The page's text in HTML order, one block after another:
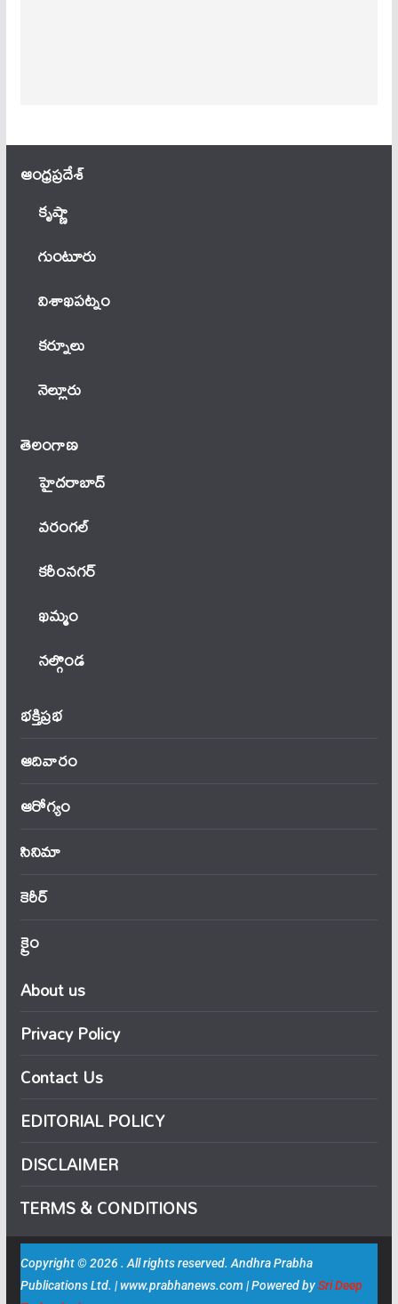
ఆంధ్ర‌ప్ర‌దేశ్
కృష్ణా
గుంటూరు
విశాఖపట్నం
కర్నూలు
నెల్లూరు
తెలంగాణ‌
హైదరాబాద్
వ‌రంగ‌ల్
కరీంనగర్
ఖ‌మ్మం
నల్గొండ
భక్తిప్రభ
ఆదివారం
ఆరోగ్యం
సినిమా
కెరీర్
క్రైం
About us
Privacy Policy
Contact Us
EDITORIAL POLICY
DISCLAIMER
TERMS & CONDITIONS
Copyright © 2026 . All rights reserved. Andhra Prabha
Publications Ltd. | www.prabhanews.com | Powered bySri Deep